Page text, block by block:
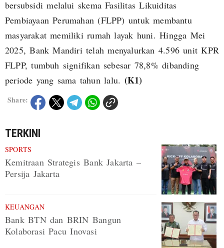
bersubsidi melalui skema Fasilitas Likuiditas
Pembiayaan Perumahan (FLPP) untuk membantu
masyarakat memiliki rumah layak huni. Hingga Mei
2025, Bank Mandiri telah menyalurkan 4.596 unit KPR
FLPP, tumbuh signifikan sebesar 78,8% dibanding
periode yang sama tahun lalu. (K1)
Share:
TERKINI
SPORTS
Kemitraan Strategis Bank Jakarta –
Persija Jakarta
KEUANGAN
Bank BTN dan BRIN Bangun
Kolaborasi Pacu Inovasi